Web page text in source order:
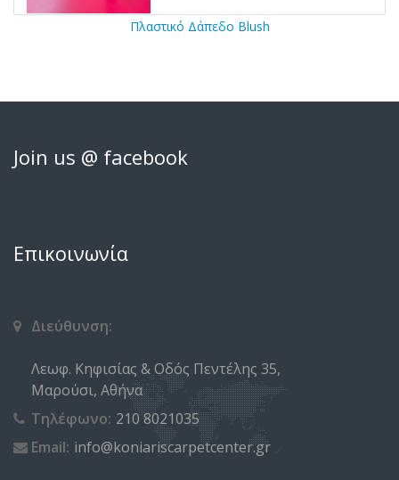
Πλαστικό Δάπεδο Blush
Join us @ facebook
Επικοινωνία
Διεύθυνση:
Λεωφ. Κηφισίας & Οδός Πεντέλης 35,
Μαρούσι, Αθήνα
Τηλέφωνο: 210 8021035
Email: info@koniariscarpetcenter.gr